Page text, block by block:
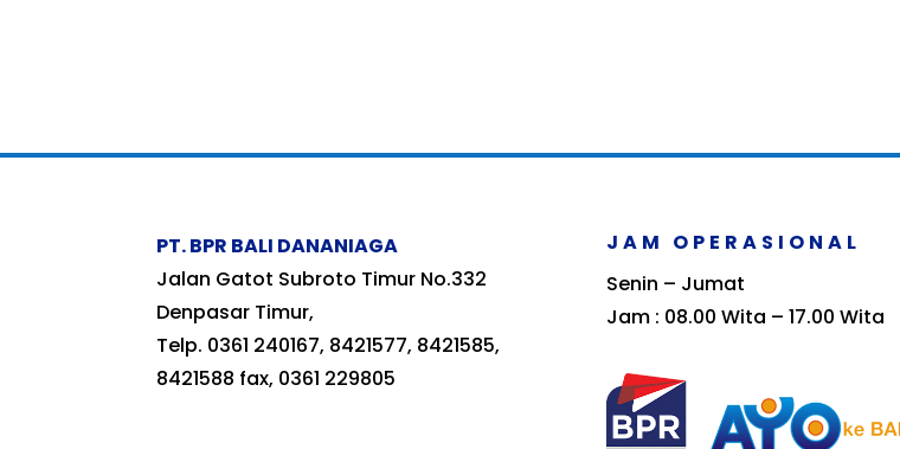
PT. BPR BALI DANANIAGA
Jalan Gatot Subroto Timur No.332
Denpasar Timur,
Telp. 0361 240167, 8421577, 8421585,
8421588 fax, 0361 229805
JAM OPERASIONAL
Senin – Jumat
Jam : 08.00 Wita – 17.00 Wita